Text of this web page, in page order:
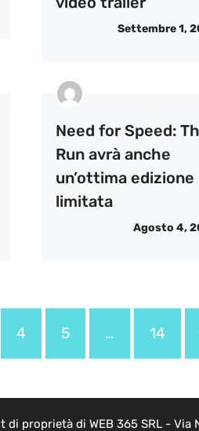
Settembre 1,
Need for Speed:
Run avrà anche
un’ottima edizione
limitata
Agosto 4,
4 5 … 14
di proprietà di WEB 365 SRL - Via